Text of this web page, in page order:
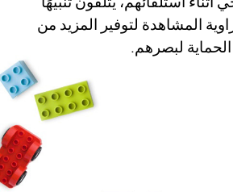
المشاهدة لتوفير المزيد من
الحماية لبصرهم.